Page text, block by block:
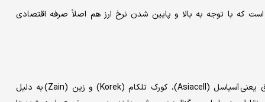
۱۵ هزار دینار شارژ یک بسته ۲۰ گیگابایتی است که با توجه به بالا و پایین شدن نرخ ارز هم اصلاً صرفه اقتصادی
گزارش‌های میدانی ایرنا نشان می‌دهد که سه اپراتور اصلی کشور عراق یعنی آسیاسل (Asiacell)، کورک تلکام (Korek) و زین (Zain) به دلیل